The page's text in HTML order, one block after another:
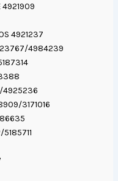
4921909
4921237
4984239
4925236
3171016